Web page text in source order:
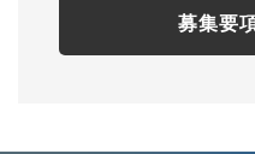
募集要